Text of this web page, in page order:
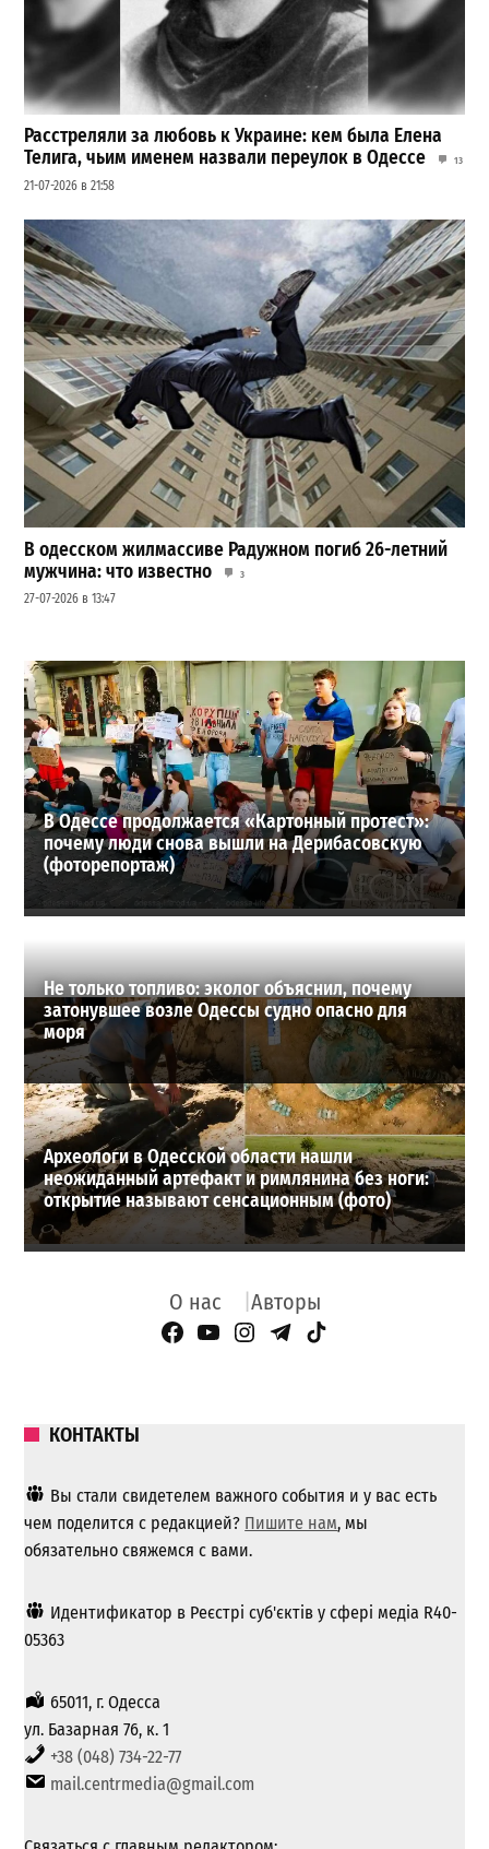
Расстреляли за любовь к Украине: кем была Елена
Телига, чьим именем назвали переулок в Одессе
13
21-07-2026 в 21:58
В одесском жилмассиве Радужном погиб 26-летний
мужчина: что известно
3
27-07-2026 в 13:47
Шезлонги, бунгало и VIP-зоны: сколько придется
заплатить за отдых в Аркадии
3
21-07-2026 в 19:23
ВИБОР РЕДАКЦИИ
В Одессе продолжается «Картонный протест»:
почему люди снова вышли на Дерибасовскую
(фоторепортаж)
Не только топливо: эколог объяснил, почему
затонувшее возле Одессы судно опасно для
моря
Археологи в Одесской области нашли
неожиданный артефакт и римлянина без ноги:
открытие называют сенсационным (фото)
О нас Авторы
Facebook Page
YouTube
Instagram
Telegram
TikTok
КОНТАКТЫ
Вы стали свидетелем важного события и у вас есть
чем поделится с редакцией? Пишите нам, мы
обязательно свяжемся с вами.
Идентификатор в Реєстрі суб'єктів у сфері медіа R40-
05363
65011, г. Одесса
ул. Базарная 76, к. 1
+38 (048) 734-22-77
mail.centrmedia@gmail.com